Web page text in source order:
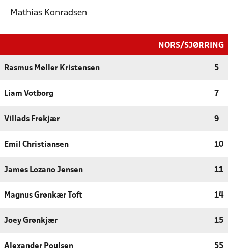
Mathias Konradsen
NORS/SJØRRING
Rasmus Møller Kristensen 5
Liam Votborg 7
Villads Frøkjær 9
Emil Christiansen 10
James Lozano Jensen 11
Magnus Grønkær Toft 14
Joey Grønkjær 15
Alexander Poulsen 55